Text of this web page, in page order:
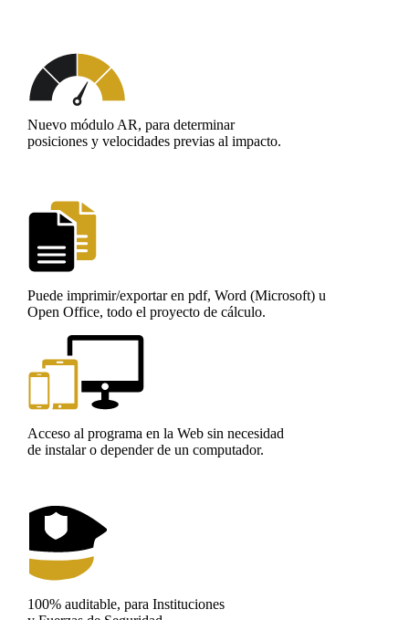
Nuevo módulo AR, para determinar
posiciones y velocidades previas al impacto.
Puede imprimir/exportar en pdf, Word (Microsoft) u
Open Office, todo el proyecto de cálculo.
Acceso al programa en la Web sin necesidad
de instalar o depender de un computador.
100% auditable, para Instituciones